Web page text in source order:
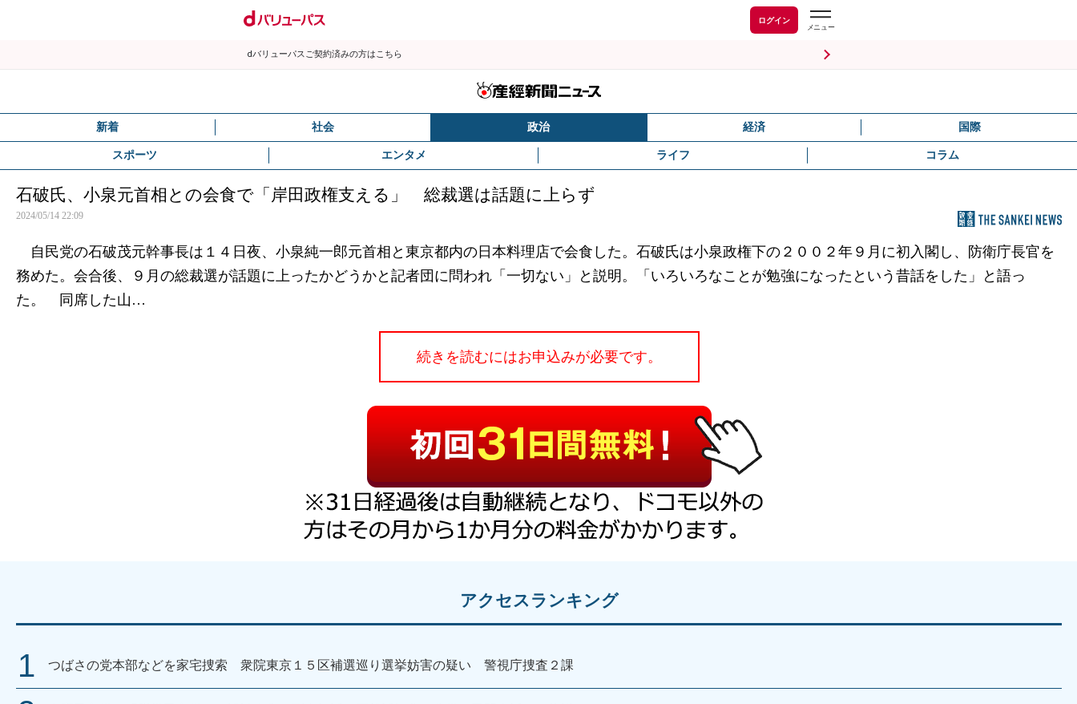
ログイン
dバリューパスご契約済みの方はこちら
新着 社会 政治 経済 国際
スポーツ エンタメ ライフ コラム
石破氏、小泉元首相との会食で「岸田政権支える」 総裁選は話題に上らず
2024/05/14 22:09
自民党の石破茂元幹事長は１４日夜、小泉純一郎元首相と東京都内の日本料理店で会食した。石破氏は小泉政権下の２００２年９月に初入閣し、防衛庁長官を
務めた。会合後、９月の総裁選が話題に上ったかどうかと記者団に問われ「一切ない」と説明。「いろいろなことが勉強になったという昔話をした」と語っ
た。 同席した山…
続きを読むにはお申込みが必要です。
アクセスランキング
つばさの党本部などを家宅捜索 衆院東京１５区補選巡り選挙妨害の疑い 警視庁捜査２課